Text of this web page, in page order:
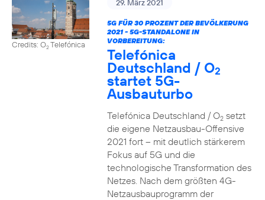
Credits: O2Telefónica
29. März 2021
5G FÜR 30 PROZENT DER BEVÖLKERUNG
2021 - 5G-STANDALONE IN
VORBEREITUNG:
Telefónica
Deutschland / O2
startet 5G-
Ausbauturbo
Telefónica Deutschland / O2setzt
die eigene Netzausbau-Offensive
2021 fort – mit deutlich stärkerem
Fokus auf 5G und die
technologische Transformation des
Netzes. Nach dem größten 4G-
Netzausbauprogramm der